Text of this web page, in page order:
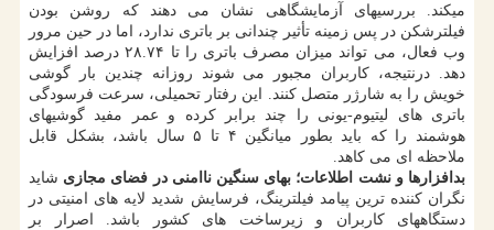
میکند. بررسیهای آزمایشگاهی نشان می دهند که روشن بودن
فیلترشکن در پس زمینه تأثیر چندانی بر باتری ندارد، اما در حین مرور
وب فعال، می تواند میزان مصرف باتری را تا ۲۸.۷۴ درصد افزایش
دهد. درنتیجه، کاربران مجبور می شوند روزانه چندین بار گوشی
خویش را به شارژر متصل کنند. این رفتار تحمیلی، سرعت فرسودگی
باتری های لیتیوم-یونی را چند برابر کرده و عمر مفید گوشیهای
هوشمند را که باید بطور میانگین ۴ تا ۵ سال باشد، بشکل قابل
ملاحظه ای می کاهد.
بدافزارها و نشت اطلاعات؛ بهای سنگین ناامنی در فضای مجازی شاید
نگران کننده ترین پیامد فیلترینگ، فرسایش شدید لایه های امنیتی در
دستگاههای کاربران و زیرساخت های کشور باشد. اصرار بر